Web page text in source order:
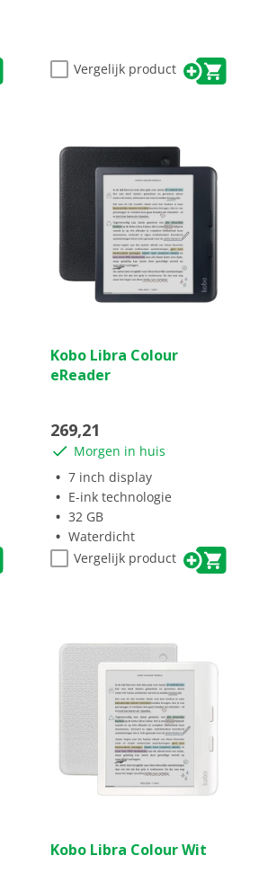
Vergelijk product
van
de
4
beoordelingen
Kobo Libra Colour
eReader
269,21
Morgen in huis
7 inch display
E-ink technologie
32 GB
Waterdicht
Vergelijk product
van
Kobo Libra Colour Wit